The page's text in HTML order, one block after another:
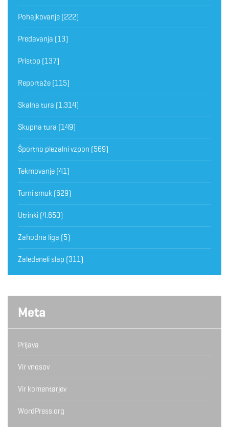
Pohajkovanje (222)
Predavanja (13)
Pristop (137)
Reportaže (115)
Skalna tura (1.314)
Skupna tura (149)
Športno plezalni vzpon (569)
Tekmovanje (41)
Turni smuk (629)
Utrinki (4.650)
Zahodna liga (5)
Zaledeneli slap (311)
Meta
Prijava
Vir vnosov
Vir komentarjev
WordPress.org